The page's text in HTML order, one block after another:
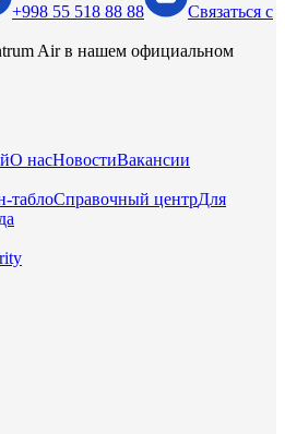
+998 55 518 88 88
Связаться с
Air в нашем официальном
О насНовостиВакансии
таблоСправочный центрДля